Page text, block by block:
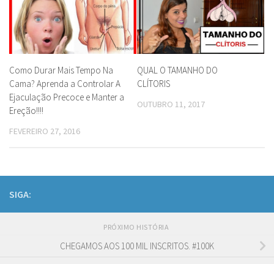
Como Durar Mais Tempo Na
Cama? Aprenda a Controlar A
Ejaculação Precoce e Manter a
Ereção!!!!
FEVEREIRO 27, 2016
QUAL O TAMANHO DO
CLÍTORIS
OUTUBRO 11, 2017
SIGA:
PRÓXIMO HISTÓRIA
CHEGAMOS AOS 100 MIL INSCRITOS. #100K